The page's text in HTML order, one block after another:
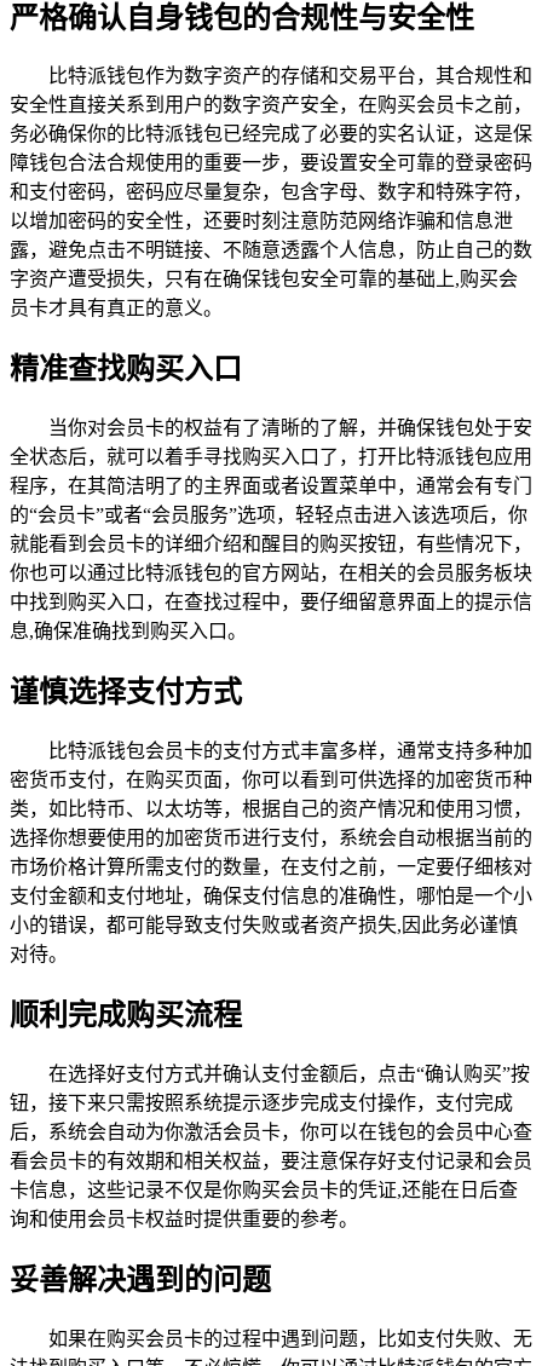
严格确认自身钱包的合规性与安全性
比特派钱包作为数字资产的存储和交易平台，其合规性和
安全性直接关系到用户的数字资产安全，在购买会员卡之前，
务必确保你的比特派钱包已经完成了必要的实名认证，这是保
障钱包合法合规使用的重要一步，要设置安全可靠的登录密码
和支付密码，密码应尽量复杂，包含字母、数字和特殊字符，
以增加密码的安全性，还要时刻注意防范网络诈骗和信息泄
露，避免点击不明链接、不随意透露个人信息，防止自己的数
字资产遭受损失，只有在确保钱包安全可靠的基础上,购买会
员卡才具有真正的意义。
精准查找购买入口
当你对会员卡的权益有了清晰的了解，并确保钱包处于安
全状态后，就可以着手寻找购买入口了，打开比特派钱包应用
程序，在其简洁明了的主界面或者设置菜单中，通常会有专门
的“会员卡”或者“会员服务”选项，轻轻点击进入该选项后，你
就能看到会员卡的详细介绍和醒目的购买按钮，有些情况下，
你也可以通过比特派钱包的官方网站，在相关的会员服务板块
中找到购买入口，在查找过程中，要仔细留意界面上的提示信
息,确保准确找到购买入口。
谨慎选择支付方式
比特派钱包会员卡的支付方式丰富多样，通常支持多种加
密货币支付，在购买页面，你可以看到可供选择的加密货币种
类，如比特币、以太坊等，根据自己的资产情况和使用习惯，
选择你想要使用的加密货币进行支付，系统会自动根据当前的
市场价格计算所需支付的数量，在支付之前，一定要仔细核对
支付金额和支付地址，确保支付信息的准确性，哪怕是一个小
小的错误，都可能导致支付失败或者资产损失,因此务必谨慎
对待。
顺利完成购买流程
在选择好支付方式并确认支付金额后，点击“确认购买”按
钮，接下来只需按照系统提示逐步完成支付操作，支付完成
后，系统会自动为你激活会员卡，你可以在钱包的会员中心查
看会员卡的有效期和相关权益，要注意保存好支付记录和会员
卡信息，这些记录不仅是你购买会员卡的凭证,还能在日后查
询和使用会员卡权益时提供重要的参考。
妥善解决遇到的问题
如果在购买会员卡的过程中遇到问题，比如支付失败、无